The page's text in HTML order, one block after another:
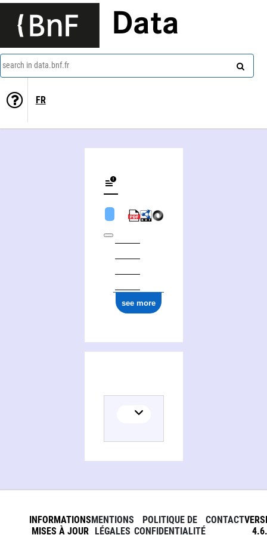
Data
search in data.bnf.fr
FR
see more
INFORMATIONS
MISES À JOUR
MENTIONS
LÉGALES
POLITIQUE DE
CONFIDENTIALITÉ
CONTACT